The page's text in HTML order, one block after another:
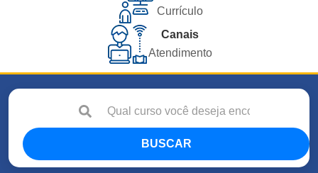
Currículo
Canais
Atendimento
BUSCAR